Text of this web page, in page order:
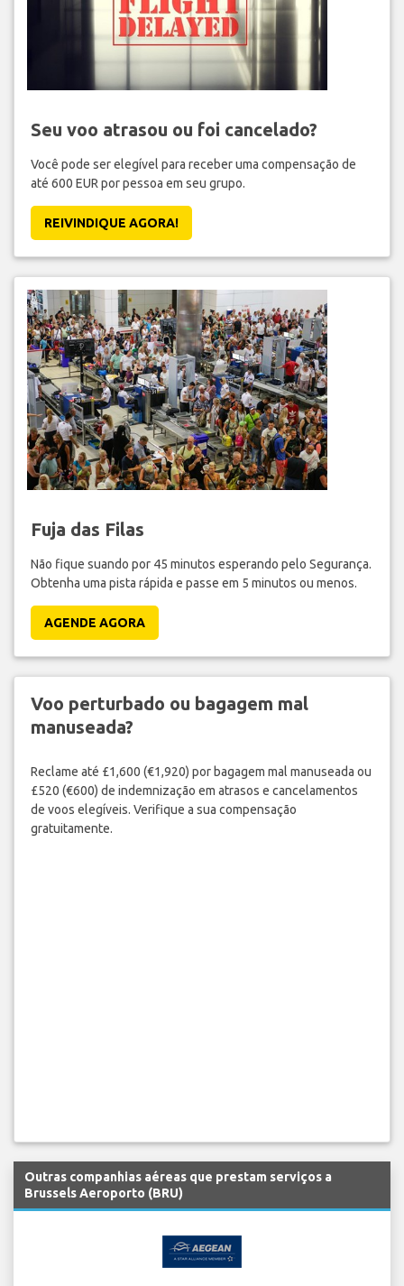
Seu voo atrasou ou foi cancelado?
Você pode ser elegível para receber uma compensação de
até 600 EUR por pessoa em seu grupo.
REIVINDIQUE AGORA!
Fuja das Filas
Não fique suando por 45 minutos esperando pelo Segurança.
Obtenha uma pista rápida e passe em 5 minutos ou menos.
AGENDE AGORA
Voo perturbado ou bagagem mal
manuseada?
Reclame até £1,600 (€1,920) por bagagem mal manuseada ou
£520 (€600) de indemnização em atrasos e cancelamentos
de voos elegíveis. Verifique a sua compensação
gratuitamente.
Outras companhias aéreas que prestam serviços a
Brussels Aeroporto (BRU)